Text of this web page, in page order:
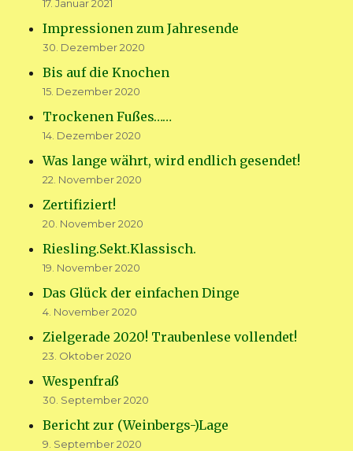
17. Januar 2021
Impressionen zum Jahresende
30. Dezember 2020
Bis auf die Knochen
15. Dezember 2020
Trockenen Fußes……
14. Dezember 2020
Was lange währt, wird endlich gesendet!
22. November 2020
Zertifiziert!
20. November 2020
Riesling.Sekt.Klassisch.
19. November 2020
Das Glück der einfachen Dinge
4. November 2020
Zielgerade 2020! Traubenlese vollendet!
23. Oktober 2020
Wespenfraß
30. September 2020
Bericht zur (Weinbergs-)Lage
9. September 2020